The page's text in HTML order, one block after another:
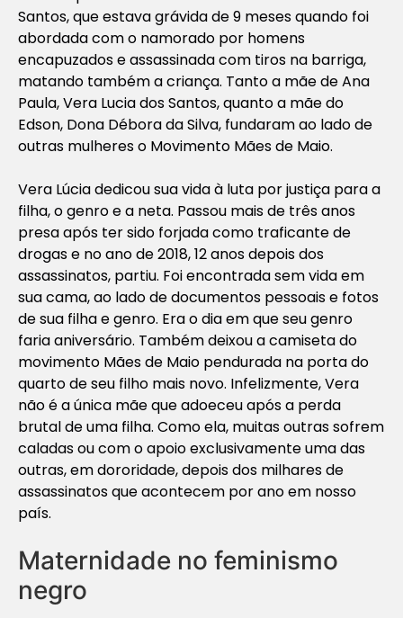
Santos, que estava grávida de 9 meses quando foi
abordada com o namorado por homens
encapuzados e assassinada com tiros na barriga,
matando também a criança. Tanto a mãe de Ana
Paula, Vera Lucia dos Santos, quanto a mãe do
Edson, Dona Débora da Silva, fundaram ao lado de
outras mulheres o Movimento Mães de Maio.
Vera Lúcia dedicou sua vida à luta por justiça para a
filha, o genro e a neta. Passou mais de três anos
presa após ter sido forjada como traficante de
drogas e no ano de 2018, 12 anos depois dos
assassinatos, partiu. Foi encontrada sem vida em
sua cama, ao lado de documentos pessoais e fotos
de sua filha e genro. Era o dia em que seu genro
faria aniversário. Também deixou a camiseta do
movimento Mães de Maio pendurada na porta do
quarto de seu filho mais novo. Infelizmente, Vera
não é a única mãe que adoeceu após a perda
brutal de uma filha. Como ela, muitas outras sofrem
caladas ou com o apoio exclusivamente uma das
outras, emdororidade, depois dos milhares de
assassinatos que acontecem por ano em nosso
país.
Maternidade no feminismo
negro